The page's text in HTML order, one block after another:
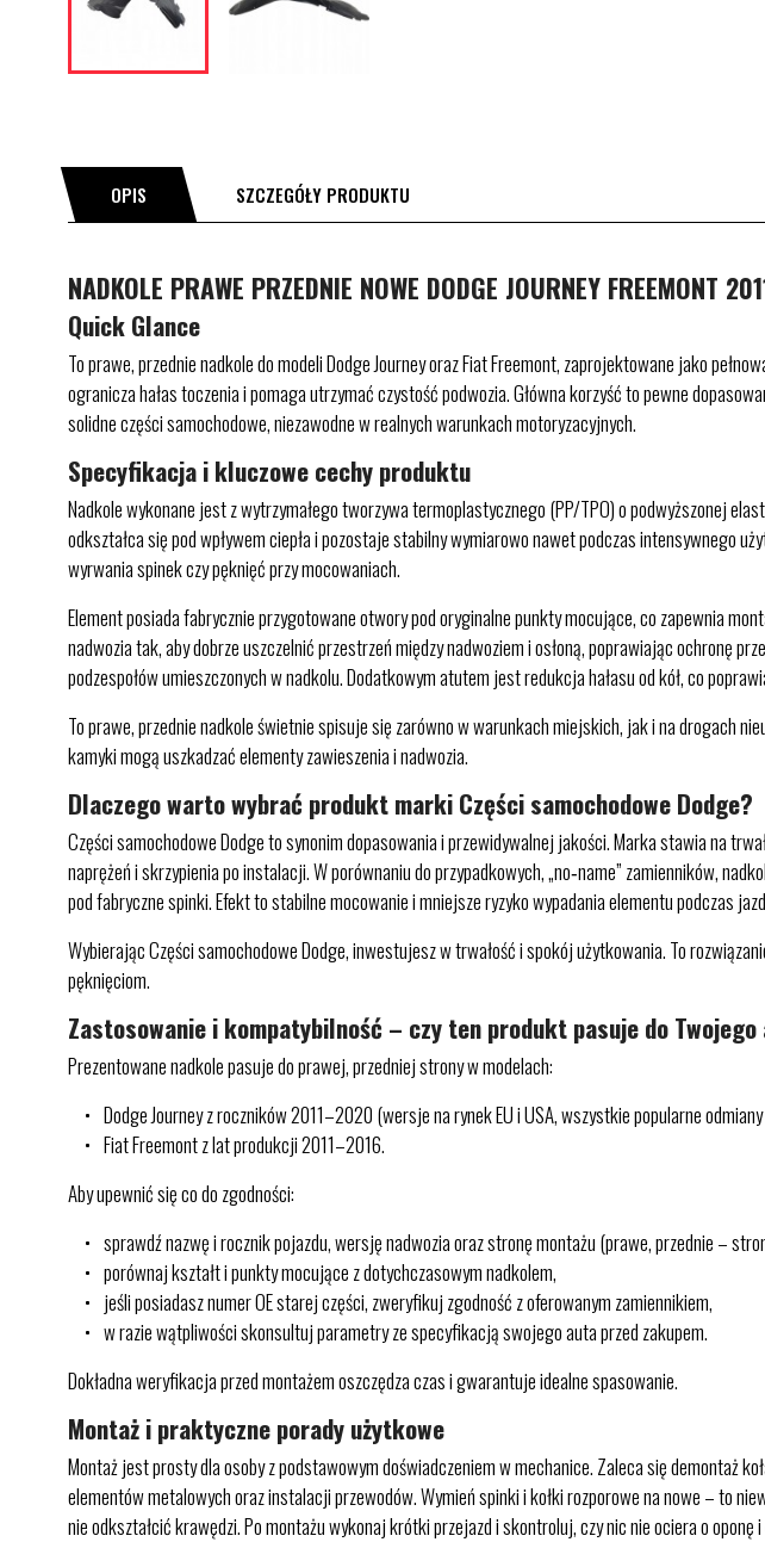
OPIS SZCZEGÓŁY PRODUKTU
NADKOLE PRAWE PRZEDNIE NOWE DODGE JOURNEY
Quick Glance
To prawe, przednie nadkole do modeli Dodge Journey oraz Fiat Freemont, zaprojektowane jako
ogranicza hałas toczenia i pomaga utrzymać czystość podwozia. Główna korzyść to pewne
solidne części samochodowe, niezawodne w realnych warunkach motoryzacyjnych.
Specyfikacja i kluczowe cechy produktu
Nadkole wykonane jest z wytrzymałego tworzywa termoplastycznego (PP/TPO) o podwyższonej
odkształca się pod wpływem ciepła i pozostaje stabilny wymiarowo nawet podczas intensywnego
wyrwania spinek czy pęknięć przy mocowaniach.
Element posiada fabrycznie przygotowane otwory pod oryginalne punkty mocujące, co zapewnia
nadwozia tak, aby dobrze uszczelnić przestrzeń między nadwoziem i osłoną, poprawiając ochronę
podzespołów umieszczonych w nadkolu. Dodatkowym atutem jest redukcja hałasu od kół, co
To prawe, przednie nadkole świetnie spisuje się zarówno w warunkach miejskich, jak i na drogach
kamyki mogą uszkadzać elementy zawieszenia i nadwozia.
Dlaczego warto wybrać produkt marki Części samochodowe Dodge?
Części samochodowe Dodge to synonim dopasowania i przewidywalnej jakości. Marka stawia na
naprężeń i skrzypienia po instalacji. W porównaniu do przypadkowych, „no‑name” zamienników,
pod fabryczne spinki. Efekt to stabilne mocowanie i mniejsze ryzyko wypadania elementu podczas
Wybierając Części samochodowe Dodge, inwestujesz w trwałość i spokój użytkowania. To
pęknięciom.
Zastosowanie i kompatybilność – czy ten produkt pasuje do Twojego
Prezentowane nadkole pasuje do prawej, przedniej strony w modelach:
Dodge Journey z roczników 2011–2020 (wersje na rynek EU i USA, wszystkie popularne
Fiat Freemont z lat produkcji 2011–2016.
Aby upewnić się co do zgodności:
sprawdź nazwę i rocznik pojazdu, wersję nadwozia oraz stronę montażu (prawe, przednie –
porównaj kształt i punkty mocujące z dotychczasowym nadkolem,
jeśli posiadasz numer OE starej części, zweryfikuj zgodność z oferowanym zamiennikiem,
w razie wątpliwości skonsultuj parametry ze specyfikacją swojego auta przed zakupem.
Dokładna weryfikacja przed montażem oszczędza czas i gwarantuje idealne spasowanie.
Montaż i praktyczne porady użytkowe
Montaż jest prosty dla osoby z podstawowym doświadczeniem w mechanice. Zaleca się demontaż
elementów metalowych oraz instalacji przewodów. Wymień spinki i kołki rozporowe na nowe – to
nie odkształcić krawędzi. Po montażu wykonaj krótki przejazd i skontroluj, czy nic nie ociera o